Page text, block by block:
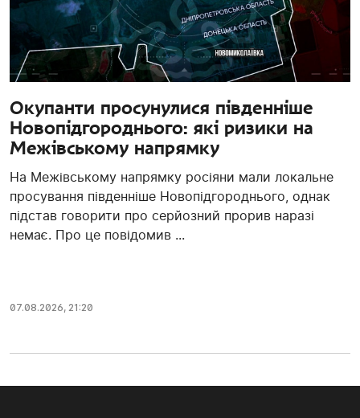
Окупанти просунулися південніше
Новопідгороднього: які ризики на
Межівському напрямку
На Межівському напрямку росіяни мали локальне
просування південніше Новопідгороднього, однак
підстав говорити про серйозний прорив наразі
немає. Про це повідомив ...
07.08.2026, 21:20